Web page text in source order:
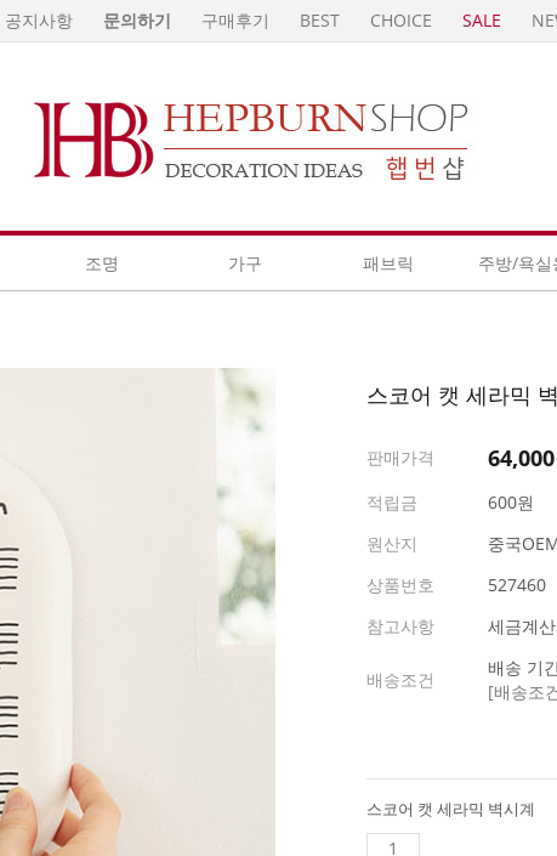
공지사항 문의하기 구매후기 BEST CHOICE SALE
조명 가구 패브릭 주방/욕실
스코어 캣 세라믹
판매가격 64,000
적립금
600원
원산지
중국
상품번호
527460
참고사항
세금계
배송조건
배송 기
[배송조
스코어 캣 세라믹 벽시계